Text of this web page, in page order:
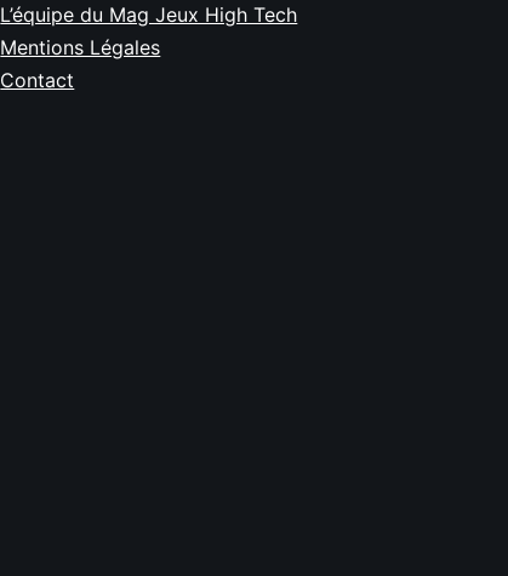
L’équipe du Mag Jeux High Tech
Mentions Légales
Contact